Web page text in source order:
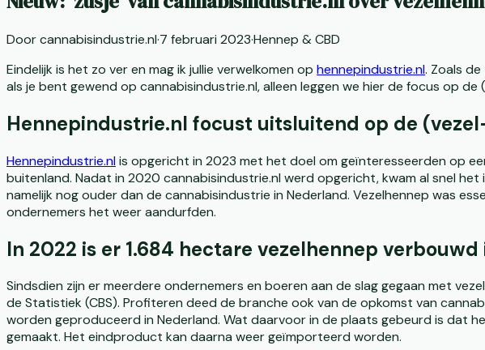
Doorcannabisindustrie.nl·7 februari 2023·Hennep & CBD
Eindelijk is het zo ver en mag ik jullie verwelkomen op hennepindustrie.nl. Zoals
als je bent gewend op cannabisindustrie.nl, alleen leggen we hier de focus op
Hennepindustrie.nl focust uitsluitend op de
Hennepindustrie.nlis opgericht in 2023 met het doel om geïnteresseerden op
buitenland. Nadat in 2020 cannabisindustrie.nl werd opgericht, kwam al snel
namelijk nog ouder dan de cannabisindustrie in Nederland. Vezelhennep was
ondernemers het weer aandurfden.
In 2022 is er 1.684 hectare vezelhennep
Sindsdien zijn er meerdere ondernemers en boeren aan de slag gegaan met
de Statistiek (CBS). Profiteren deed de branche ook van de opkomst van
worden geproduceerd in Nederland. Wat daarvoor in de plaats gebeurd is
gemaakt. Het eindproduct kan daarna weer geïmporteerd worden.